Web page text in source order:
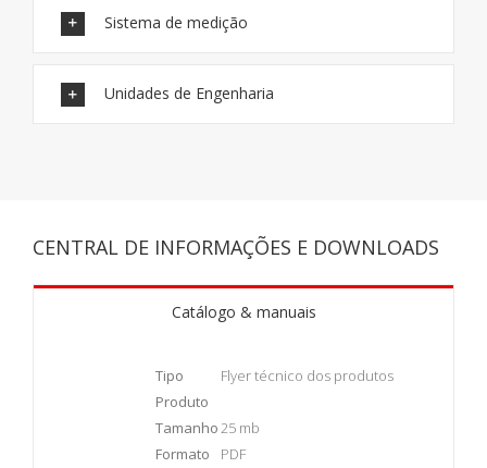
Sistema de medição
Unidades de Engenharia
CENTRAL DE INFORMAÇÕES E DOWNLOADS
Catálogo & manuais
Tipo
Flyer técnico dos produtos
Produto
Tamanho25 mb
Formato
PDF